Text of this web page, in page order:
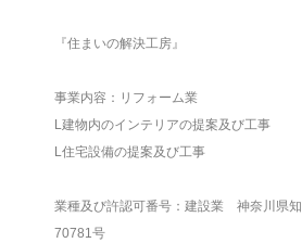
『住まいの解決工房』
事業内容：リフォーム業
L建物内のインテリアの提案及び工事
L住宅設備の提案及び工事
業種及び許認可番号：建設業 神奈川県
70781号